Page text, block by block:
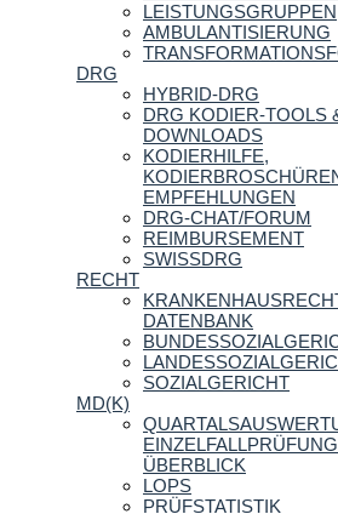
LEISTUNGSGRUPPEN
AMBULANTISIERUNG
DRG
HYBRID-DRG
DRG KODIER-TOOLS
DOWNLOADS
KODIERHILFE,
EMPFEHLUNGEN
DRG-CHAT/FORUM
REIMBURSEMENT
SWISSDRG
RECHT
DATENBANK
SOZIALGERICHT
MD(K)
ÜBERBLICK
LOPS
PRÜFSTATISTIK